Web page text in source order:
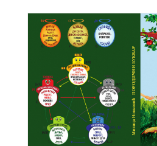
PORODIČNI BUKVAR